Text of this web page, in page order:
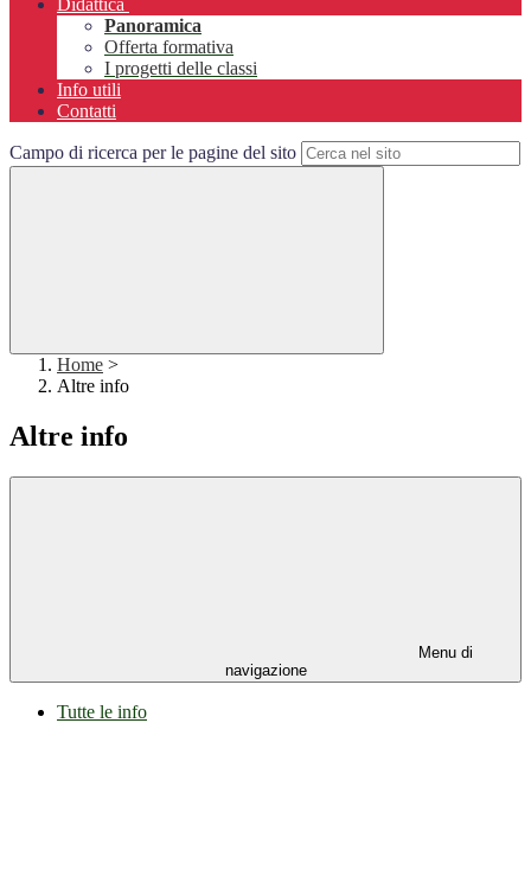
Didattica
Panoramica
Offerta formativa
I progetti delle classi
Info utili
Contatti
Campo di ricerca per le pagine del sito
Home >
Altre info
Altre info
Menu di
navigazione
Tutte le info